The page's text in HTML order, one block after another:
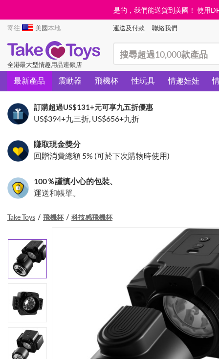
是的，我們能送貨到美國！ 使用
寄往 美國本地 運送及付款 聯絡我們
全港最大型情趣用品連鎖店
最新產品 震動器 飛機杯 性玩具 情趣娃娃
訂購超過US$131+元可享九五折優惠
US$394+九三折, US$656+九折
賺取現金獎分
回贈消費總額 5% (可於下次購物時使用)
100％謹慎小心的包裝、
運送和帳單。
Take Toys 飛機杯 科技感飛機杯